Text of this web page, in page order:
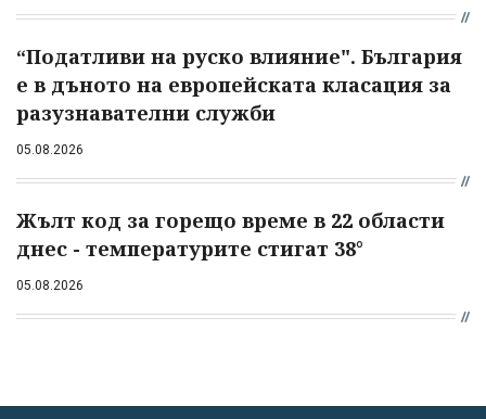
“Податливи на руско влияние". България
е в дъното на европейската класация за
разузнавателни служби
05.08.2026
Жълт код за горещо време в 22 области
днес - температурите стигат 38°
05.08.2026